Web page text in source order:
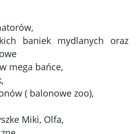
baniek mydlanych oraz
mega bańce,
( balonowe zoo),
Miki, Olfa,